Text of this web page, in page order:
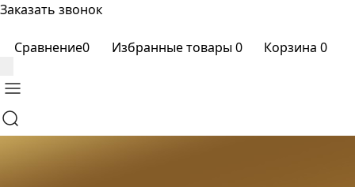
Заказать звонок
Сравнение0 Избранные товары0 Корзина 0